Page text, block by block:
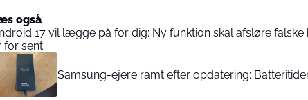
også
17 vil lægge på for dig: Ny funktion skal afsløre
for sent
Samsung-ejere ramt efter opdatering: